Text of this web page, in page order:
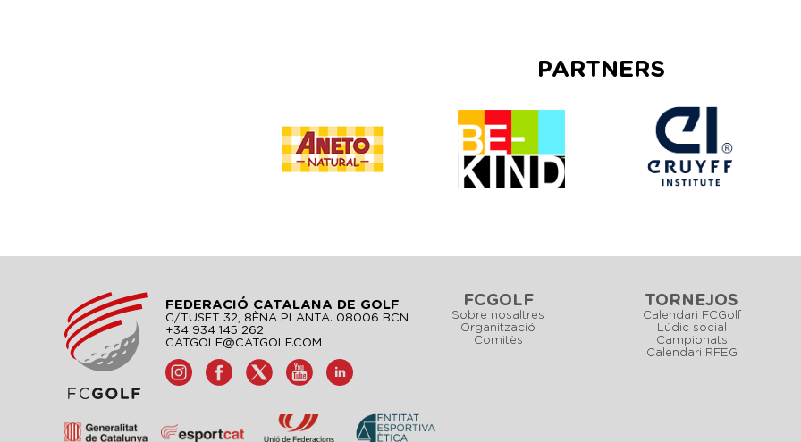
PARTNERS
FEDERACIÓ CATALANA DE GOLF
C/TUSET 32, 8ÈNA PLANTA. 08006 BCN
+34 934 145 262
CATGOLF@CATGOLF.COM
FCGOLF
Sobre nosaltres
Organització
Comitès
TORNEJOS
Calendari FCGolf
Lúdic social
Campionats
Calendari RFEG